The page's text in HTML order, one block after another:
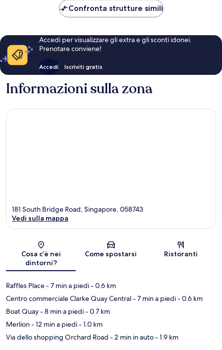
143 €
Confronta strutture simili
Accedi per visualizzare gli extra e gli sconti idonei.
Prenotare conviene!
Accedi Iscriviti gratis
Informazioni sulla zona
Mappa
181 South Bridge Road, Singapore, 058743
Vedi sulla mappa
Cosa c’è nei
dintorni?
Come spostarsi Ristoranti
Raffles Place- 7 min a piedi- 0.6 km
Centro commerciale Clarke Quay Central- 7 min a piedi- 0.6 km
Boat Quay- 8 min a piedi- 0.7 km
Merlion- 12 min a piedi- 1.0 km
Via dello shopping Orchard Road - 2 min in auto- 1.9 km